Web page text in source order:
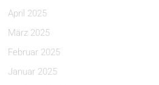
April 2025
März 2025
Februar 2025
Januar 2025